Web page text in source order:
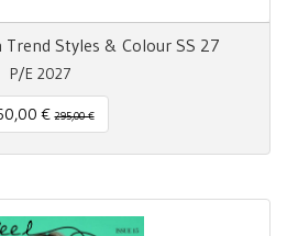
Styles & Colour SS 27
P/E 2027
€295,00 €